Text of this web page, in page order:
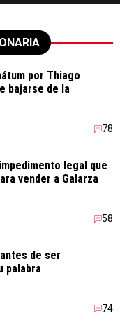
por Thiago
bajarse de la
78
legal que
vender a Galarza
58
de ser
palabra
74